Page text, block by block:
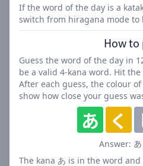
戦が楽しめます。
ヒントモード: 初心者の方
モードで、より詳細なヒント
過去問題へのアクセス: 以
チャレンジできます。
SNS共有機能: Twitter、
BlueSkyにも直接結果を投稿
統計情報の転送: 新しいデ
を引き継げます。
自動カタカナモード: カタ
ナモードに切り替わります。
If the word of the day is a
switch from hiragana mode to
How to
Guess the word of the day in
be a valid 4-kana word. Hit
After each guess, the colour
show how close your guess
あ く
Answer:
The kana あ is in the word